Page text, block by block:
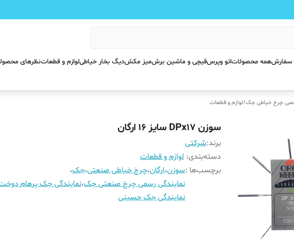
سفارشهمه محصولاتاتو وپرسقیچی و ماشین برشمیز مکشدیگ بخار خیاطیلوازم و قطعاتنظرهای
چرخ خیاطی جک/لوازم و قطعات
سوزن DPx17 سایز 16 ارگان
برند:شرکتی
دسته‌بندی: لوازم و قطعات
برچسب‌ها :سوزن،ارگان،چرخ خیاطی صنعتی،جک،
نمایندگی رسمی چرخ صنعتی جک،نمایندگی جک پرهام
نمایندگی جک حسینی